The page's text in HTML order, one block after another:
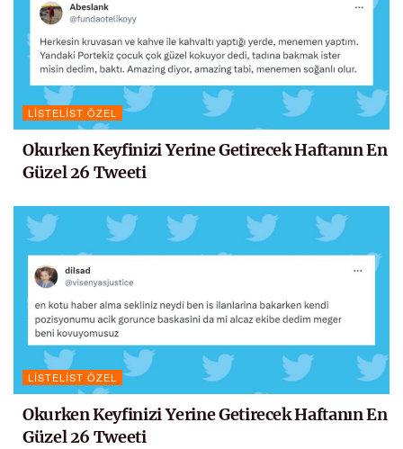
LISTELIST ÖZEL
Okurken Keyfinizi Yerine Getirecek Haftanın En
Güzel 26 Tweeti
LISTELIST ÖZEL
Okurken Keyfinizi Yerine Getirecek Haftanın En
Güzel 26 Tweeti